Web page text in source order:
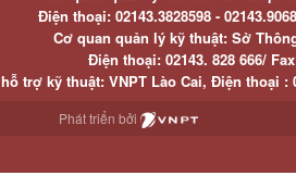
Điện thoại:02143.3828598 -
Cơ quan quản lý kỹ thuật: Sở
Điện thoại:02143. 828 666/
trợ kỹ thuật: VNPT Lào Cai, Điện thoại :
Phát triển bởi